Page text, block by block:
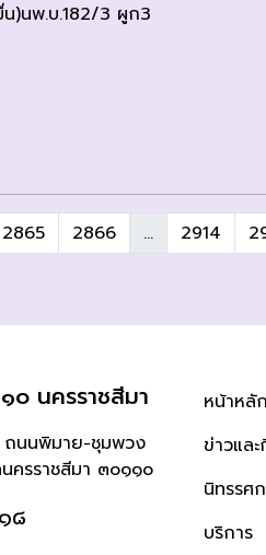
)นพ.บ.182/3 ผูก3
2865 2866 ... 2914
๐ นครราชสีมา
นนพิมาย-ชุมพวง
ครราชสีมา ๓๐๑๑๐
๘
หน้าหลัก
ข่าวแล
นิทรรศ
บริการ